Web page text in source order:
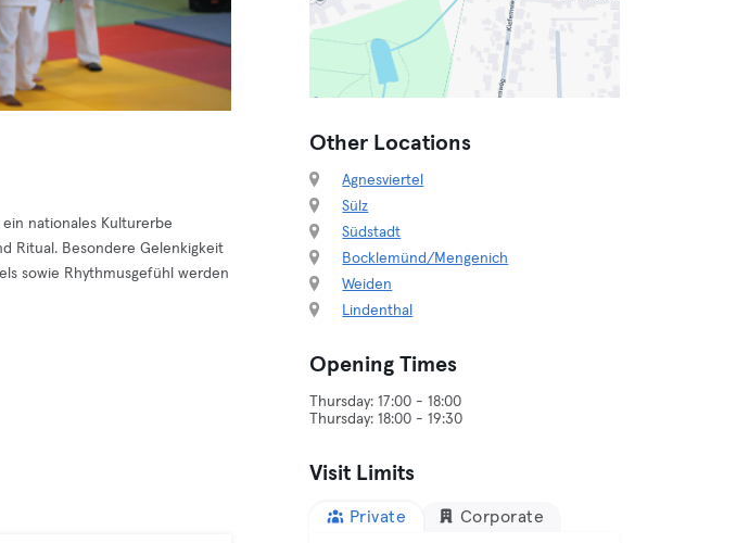
nationales Kulturerbe
Ritual. Besondere Gelenkigkeit
sowie Rhythmusgefühl werden
Other Locations
Agnesviertel
Sülz
Südstadt
Bocklemünd/Mengenich
Weiden
Lindenthal
Opening Times
Thursday: 17:00 - 18:00
Visit Limits
Private Corporate